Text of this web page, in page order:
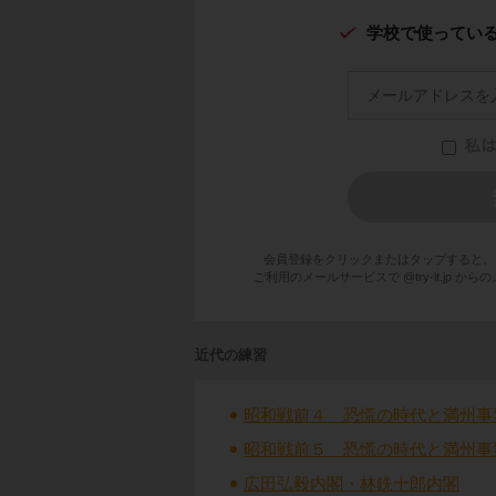
学校で使ってい
会員登録をクリックまたはタップすると、
ご利用のメールサービスで @try-it.jp から
近代の練習
昭和戦前４ 恐慌の時代と満州事
昭和戦前５ 恐慌の時代と満州事
広田弘毅内閣・林銑十郎内閣